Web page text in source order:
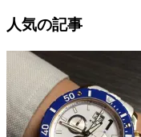
人気の記事